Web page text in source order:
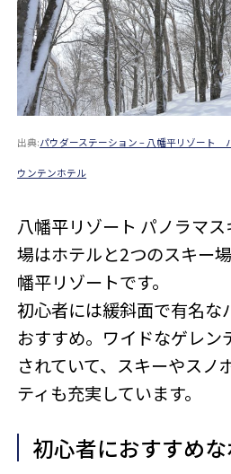
出典:パウダーステーション – 八幡平リゾート
ウンテンホテル
八幡平リゾート パノラマ
場はホテルと2つのスキー
幡平リゾートです。
初心者には緩斜面で有名な
おすすめ。ワイドなゲレン
されていて、スキーやスノ
ティも充実しています。
初心者におすすめ